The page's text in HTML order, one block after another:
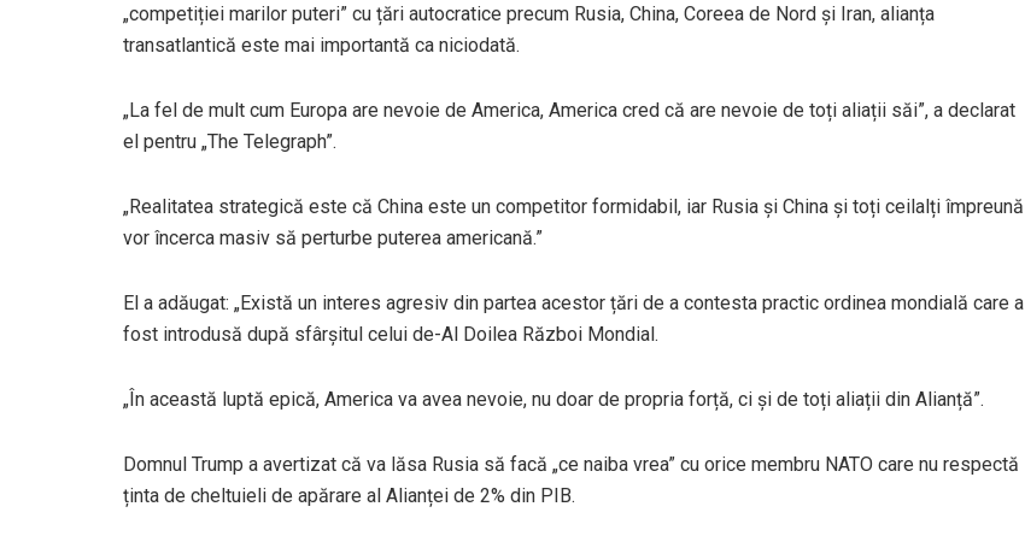
„competiției marilor puteri” cu țări autocratice precum Rusia, China, Coreea de Nord și Iran, alianța
transatlantică este mai importantă ca niciodată.
„La fel de mult cum Europa are nevoie de America, America cred că are nevoie de toți aliații săi”, a declarat
el pentru „The Telegraph”.
„Realitatea strategică este că China este un competitor formidabil, iar Rusia și China și toți ceilalți împreună
vor încerca masiv să perturbe puterea americană.”
El a adăugat: „Există un interes agresiv din partea acestor țări de a contesta practic ordinea mondială care a
fost introdusă după sfârșitul celui de-Al Doilea Război Mondial.
„În această luptă epică, America va avea nevoie, nu doar de propria forță, ci și de toți aliații din Alianță”.
Domnul Trump a avertizat că va lăsa Rusia să facă „ce naiba vrea” cu orice membru NATO care nu respectă
ținta de cheltuieli de apărare al Alianței de 2% din PIB.